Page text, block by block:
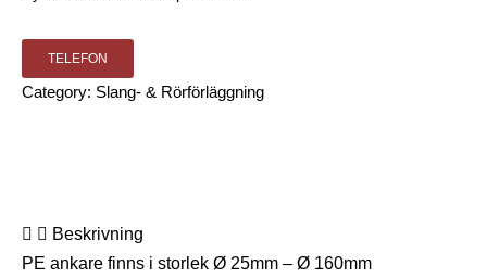
TELEFON
Category: Slang- & Rörförläggning
Beskrivning
PE ankare finns i storlek Ø 25mm – Ø 160mm